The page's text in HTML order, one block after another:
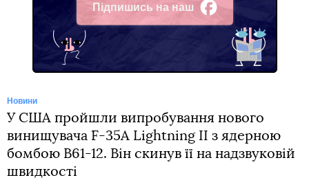
Підпишись на наш
Facebook
Новини
У США пройшли випробування нового
винищувача F-35A Lightning II з ядерною
бомбою B61-12. Він скинув її на надзвуковій
швидкості